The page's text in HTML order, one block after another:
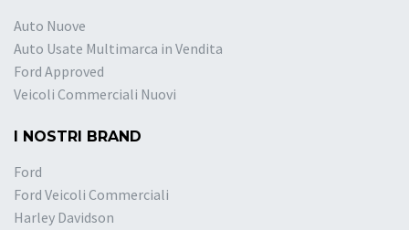
Auto Nuove
Auto Usate Multimarca in Vendita
Ford Approved
Veicoli Commerciali Nuovi
I NOSTRI BRAND
Ford
Ford Veicoli Commerciali
Harley Davidson